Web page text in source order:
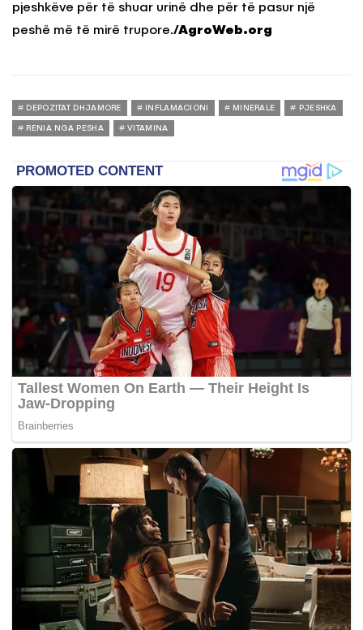
pjeshkëve për të shuar urinë dhe për të pasur një
peshë më të mirë trupore./AgroWeb.org
DEPOZITAT DHJAMORE INFLAMACIONI MINERALE PJESHKA
RENIA NGA PESHA VITAMINA